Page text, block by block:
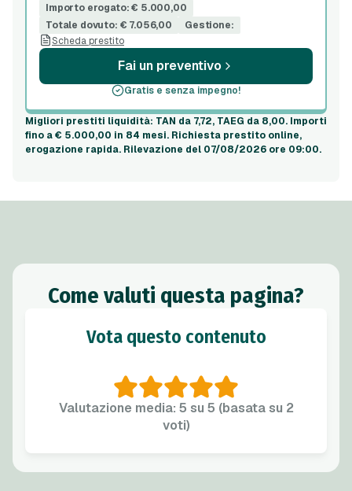
Importo erogato: € 5.000,00
Totale dovuto: € 7.056,00
Gestione:
Scheda prestito
Fai un preventivo
Gratis e senza impegno!
Migliori prestiti liquidità: TAN da 7,72, TAEG da 8,00. Importi
fino a€ 5.000,00 in 84 mesi. Richiesta prestito online,
erogazione rapida. Rilevazione del 07/08/2026 ore 09:00.
Come valuti questa pagina?
Vota questo contenuto
Valutazione media: 5 su 5 (basata su 2
voti)